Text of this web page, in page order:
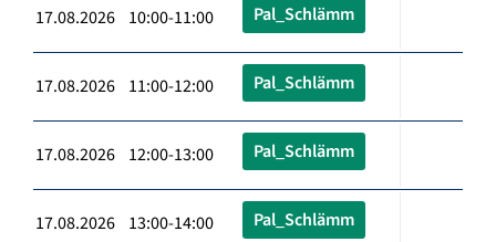
17.08.2026 10:00-11:00 Pal_Schlämm
17.08.2026 11:00-12:00 Pal_Schlämm
17.08.2026 12:00-13:00 Pal_Schlämm
17.08.2026 13:00-14:00 Pal_Schlämm